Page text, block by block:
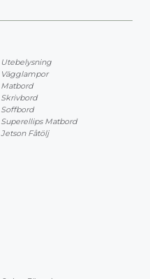
Utebelysning
Vägglampor
Matbord
Skrivbord
Soffbord
Superellips Matbord
Jetson Fåtölj